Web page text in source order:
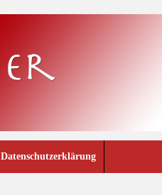
Datenschutzerklärung